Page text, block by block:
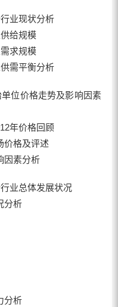
业现状分析
给规模
求规模
需平衡分析
位价格走势及影响因素
年价格回顾
价格及评述
因素分析
业总体发展状况
分析
分析